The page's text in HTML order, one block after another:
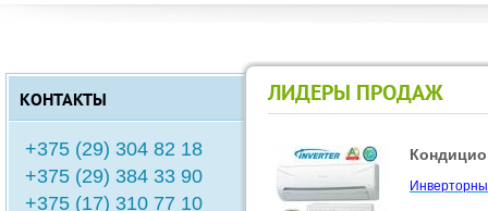
КОНТАКТЫ
+375 (29) 304 82 18
+375 (29) 384 33 90
+375 (17) 310 77 10
ЛИДЕРЫ ПРОДАЖ
Компания